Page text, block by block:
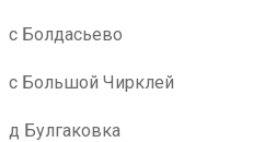
с Болдасьево
с Большой Чирклей
д Булгаковка